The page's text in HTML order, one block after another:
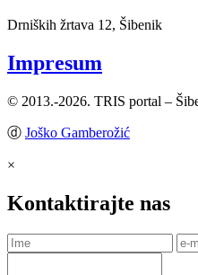
Drniških žrtava 12, Šibenik
Impresum
© 2013.-2026. TRIS portal –
ⓓ Joško Gamberožić
×
Kontaktirajte nas